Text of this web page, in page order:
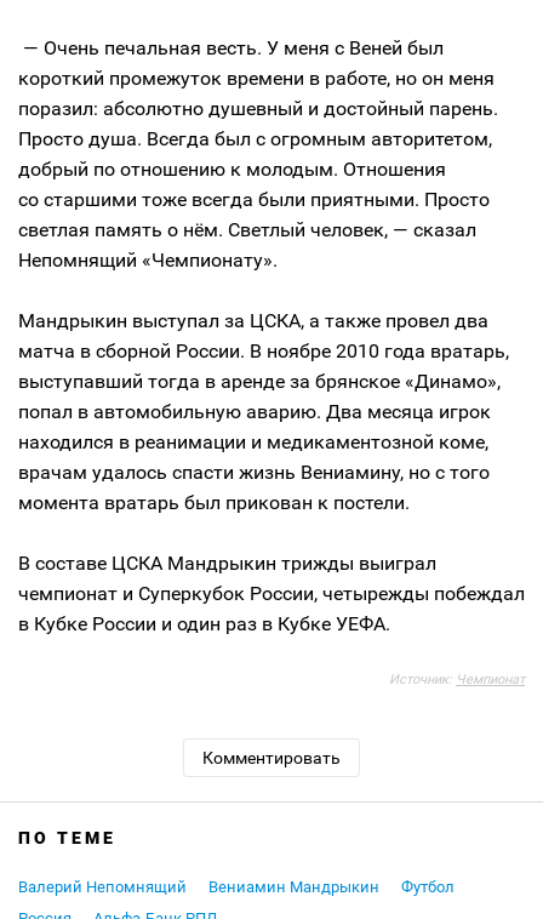
— Очень печальная весть. У меня с Веней был
короткий промежуток времени в работе, но он меня
поразил: абсолютно душевный и достойный парень.
Просто душа. Всегда был с огромным авторитетом,
добрый по отношению к молодым. Отношения
со старшими тоже всегда были приятными. Просто
светлая память о нём. Светлый человек, — сказал
Непомнящий «Чемпионату».
Мандрыкин выступал за ЦСКА, а также провел два
матча в сборной России. В ноябре 2010 года вратарь,
выступавший тогда в аренде за брянское «Динамо»,
попал в автомобильную аварию. Два месяца игрок
находился в реанимации и медикаментозной коме,
врачам удалось спасти жизнь Вениамину, но с того
момента вратарь был прикован к постели.
В составе ЦСКА Мандрыкин трижды выиграл
чемпионат и Суперкубок России, четырежды побеждал
в Кубке России и один раз в Кубке УЕФА.
Источник: Чемпионат
Комментировать
ПО ТЕМЕ
Валерий Непомнящий Вениамин Мандрыкин
Футбол